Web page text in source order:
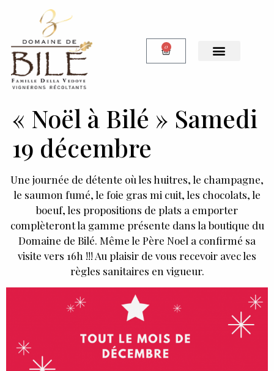
0
« Noël à Bilé » Samedi
19 décembre
Une journée de détente où les huitres, le champagne,
le saumon fumé, le foie gras mi cuit, les chocolats, le
boeuf, les propositions de plats a emporter
complèteront la gamme présente dans la boutique du
Domaine de Bilé. Même le Père Noel a confirmé sa
visite vers 16h !!! Au plaisir de vous recevoir avec les
règles sanitaires en vigueur.